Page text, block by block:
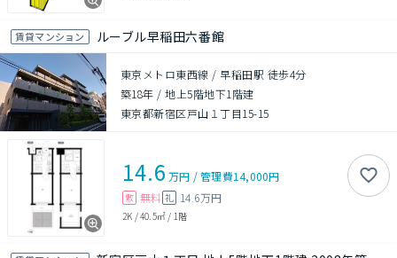
賃貸マンション ルーブル早稲田六番館
東京メトロ東西線 / 早稲田駅 徒歩4分
築18年 /地上5階地下1階建
東京都新宿区戸山１丁目15-15
14.6 万円 /管理費14,000円
敷 無料 礼 14.6万円
2K /40.5㎡ / 1階